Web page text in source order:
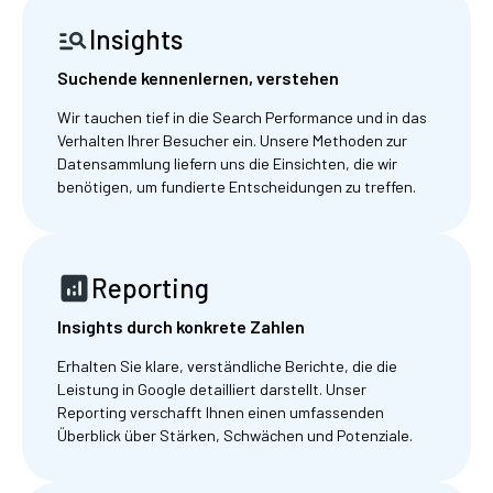
Insights
Suchende kennenlernen, verstehen
Wir tauchen tief in die Search Performance und in das
Verhalten Ihrer Besucher ein. Unsere Methoden zur
Datensammlung liefern uns die Einsichten, die wir
benötigen, um fundierte Entscheidungen zu treffen.
Reporting
Insights durch konkrete Zahlen
Erhalten Sie klare, verständliche Berichte, die die
Leistung in Google detailliert darstellt. Unser
Reporting verschafft Ihnen einen umfassenden
Überblick über Stärken, Schwächen und Potenziale.